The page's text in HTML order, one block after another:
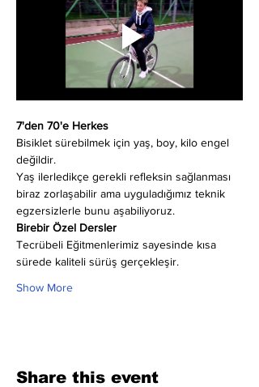
7'den 70'e Herkes
Bisiklet sürebilmek için yaş, boy, kilo engel
değildir.
Yaş ilerledikçe gerekli refleksin sağlanması
biraz zorlaşabilir ama uyguladığımız teknik
egzersizlerle bunu aşabiliyoruz.
Birebir Özel Dersler
Tecrübeli Eğitmenlerimiz sayesinde kısa
sürede kaliteli sürüş gerçekleşir.
Show More
Share this event